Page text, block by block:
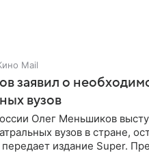
Mail
заявил о
вузов
Олег Меньшиков
вузов в стране,
издание Super.